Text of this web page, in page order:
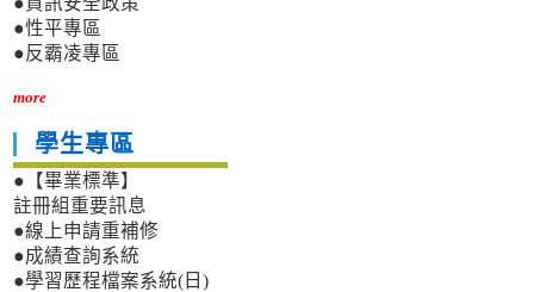
●性平專區
●反霸凌專區
more
學生專區
●【畢業標準】
註冊組重要訊息
●線上申請重補修
●成績查詢系統
●學習歷程檔案系統(日)